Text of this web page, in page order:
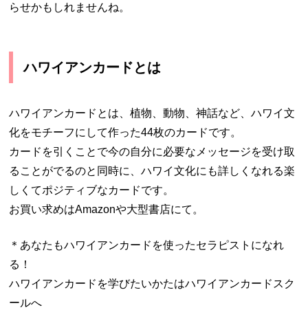
らせかもしれませんね。
ハワイアンカードとは
ハワイアンカードとは、植物、動物、神話など、ハワイ文
化をモチーフにして作った44枚のカードです。
カードを引くことで今の自分に必要なメッセージを受け取
ることがでるのと同時に、ハワイ文化にも詳しくなれる楽
しくてポジティブなカードです。
お買い求めはAmazonや大型書店にて。
＊あなたもハワイアンカードを使ったセラピストになれ
る！
ハワイアンカードを学びたいかたはハワイアンカードスク
ールへ